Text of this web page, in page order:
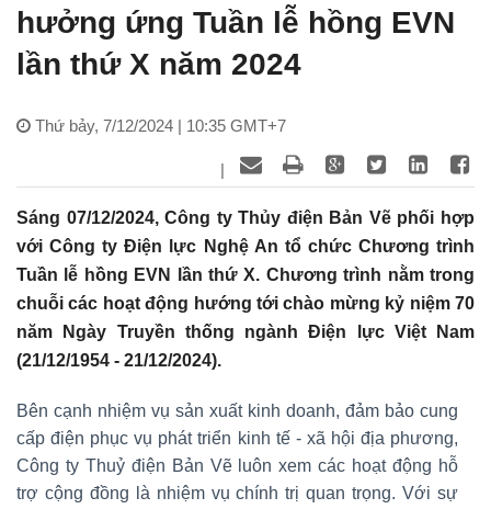
hưởng ứng Tuần lễ hồng EVN
lần thứ X năm 2024
Thứ bảy, 7/12/2024 | 10:35 GMT+7
|
Sáng 07/12/2024, Công ty Thủy điện Bản Vẽ phối hợp
với Công ty Điện lực Nghệ An tổ chức Chương trình
Tuần lễ hồng EVN lần thứ X. Chương trình nằm trong
chuỗi các hoạt động hướng tới chào mừng kỷ niệm 70
năm Ngày Truyền thống ngành Điện lực Việt Nam
(21/12/1954 - 21/12/2024).
Bên cạnh nhiệm vụ sản xuất kinh doanh, đảm bảo cung
cấp điện phục vụ phát triển kinh tế - xã hội địa phương,
Công ty Thuỷ điện Bản Vẽ luôn xem các hoạt động hỗ
trợ cộng đồng là nhiệm vụ chính trị quan trọng. Với sự